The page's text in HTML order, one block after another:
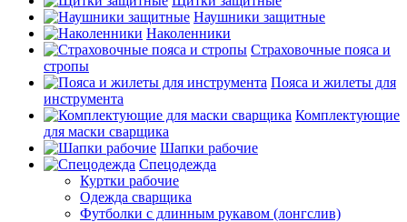
Наушники защитные
Наколенники
Страховочные пояса и
стропы
Пояса и жилеты для
инструмента
Комплектующие
для маски сварщика
Шапки рабочие
Спецодежда
Куртки рабочие
Одежда сварщика
Футболки с длинным рукавом (лонгслив)